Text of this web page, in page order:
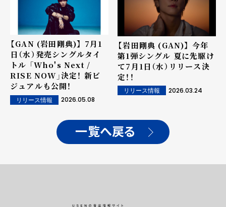
【GAN (岩田剛典)】 7月1
日（水）発売シングルタイ
トル 「Who's Next /
RISE NOW」決定！ 新ビ
ジュアルも公開！
リリース情報 2026.05.08
【岩田剛典 (GAN)】 今年
第1弾シングル 夏に先駆け
て7月1日（水）リリース決
定！！
リリース情報 2026.03.24
一覧へ戻る